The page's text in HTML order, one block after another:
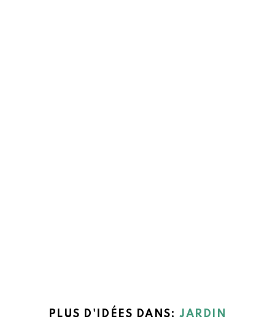
PLUS D'IDÉES DANS:JARDIN